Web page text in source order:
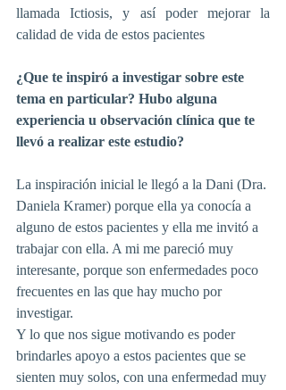
llamada Ictiosis, y así poder mejorar la
calidad de vida de estos pacientes
¿Que te inspiró a investigar sobre este
tema en particular? Hubo alguna
experiencia u observación clínica que te
llevó a realizar este estudio?
La inspiración inicial le llegó a la Dani (Dra.
Daniela Kramer) porque ella ya conocía a
alguno de estos pacientes y ella me invitó a
trabajar con ella. A mi me pareció muy
interesante, porque son enfermedades poco
frecuentes en las que hay mucho por
investigar.
Y lo que nos sigue motivando es poder
brindarles apoyo a estos pacientes que se
sienten muy solos, con una enfermedad muy